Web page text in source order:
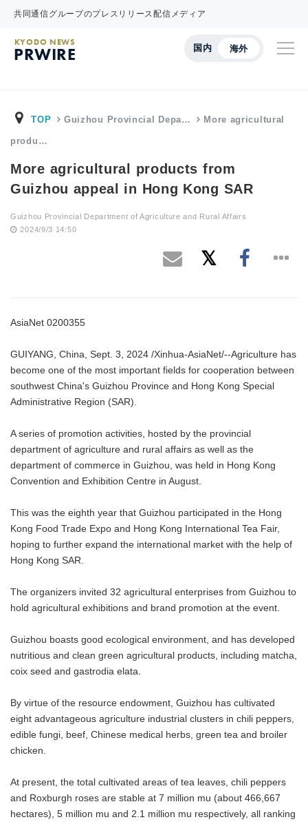
共同通信グループのプレスリリース配信メディア
国内 海外
KYODO NEWS
PRWIRE
TOP Guizhou Provincial Depa… More agricultural
produ…
More agricultural products from
Guizhou appeal in Hong Kong SAR
Guizhou Provincial Department of Agriculture and Rural Affairs
2024/9/3 14:50
AsiaNet 0200355
GUIYANG, China, Sept. 3, 2024 /Xinhua-AsiaNet/--Agriculture has
become one of the most important fields for cooperation between
southwest China's Guizhou Province and Hong Kong Special
Administrative Region (SAR).
A series of promotion activities, hosted by the provincial
department of agriculture and rural affairs as well as the
department of commerce in Guizhou, was held in Hong Kong
Convention and Exhibition Centre in August.
This was the eighth year that Guizhou participated in the Hong
Kong Food Trade Expo and Hong Kong International Tea Fair,
hoping to further expand the international market with the help of
Hong Kong SAR.
The organizers invited 32 agricultural enterprises from Guizhou to
hold agricultural exhibitions and brand promotion at the event.
Guizhou boasts good ecological environment, and has developed
nutritious and clean green agricultural products, including matcha,
coix seed and gastrodia elata.
By virtue of the resource endowment, Guizhou has cultivated
eight advantageous agriculture industrial clusters in chili peppers,
edible fungi, beef, Chinese medical herbs, green tea and broiler
chicken.
At present, the total cultivated areas of tea leaves, chili peppers
and Roxburgh roses are stable at 7 million mu (about 466,667
hectares), 5 million mu and 2.1 million mu respectively, all ranking